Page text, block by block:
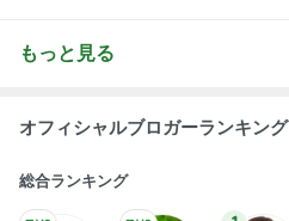
もっと見る
オフィシャルブロガーランキング
総合ランキング